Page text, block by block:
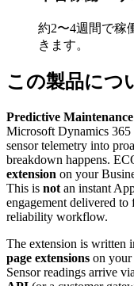
約2〜4週間で稼
きます。
この製品につ
Predictive
Microsoft Dynamics 365
sensor telemetry into
breakdown happens.
extension on your
This is not an instant
engagement delivered to
reliability workflow.
The extension is written
page extensions on your
Sensor readings arrive